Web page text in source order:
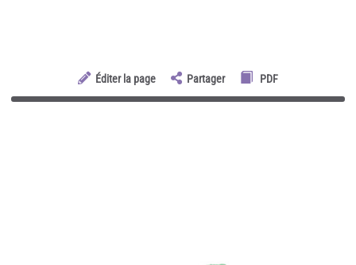
Éditer la page Partager PDF